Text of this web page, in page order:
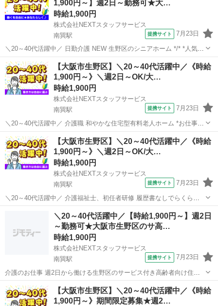
1,900円～】週2日～勤務可★大…
時給1,900円
株式会社NEXTスタッフサービス
南巽駅
提携サイト 7月23日
＼20～40代活躍中／ 日勤介護 NEW 生野区のシニアホーム */* *人気の
日勤ワーク* *はたらく曜日や期間もあなたのご希望に合わせてご調
整!* *＼* 利用者さんが安心して過ごせるよう、お手伝いをお願いしま
す。...
大阪 大阪市 南巽駅 介護
【大阪市生野区】＼20～40代活躍中／《時給
1,900円～》＼週2日～OK/大…
時給1,900円
株式会社NEXTスタッフサービス
南巽駅
提携サイト 7月23日
＼20～40代活躍中／ 介護職 和やかな住宅型有料老人ホーム *お仕事探
しから入職後もしっかり寄り添います* ✅「希望条件を叶えてもらえる
の?」 →専任の営業担当が条件交渉します! ✅「資格や経験を持ってい
ても初めて...
大阪 大阪市 南巽駅 介護
【大阪市生野区】＼20～40代活躍中／《時給
1,900円～》＼週2日～OK/大…
時給1,900円
株式会社NEXTスタッフサービス
南巽駅
提携サイト 7月23日
＼20～40代活躍中／ 介護福祉士、初任者研修 履歴書なしでらくらく
介護度低めの生野区の福祉施設 ✨週2日～/即日勤務可/履歴書不要でス
ピーディーなお仕事探し✨ ・日勤、夜勤、曜日固定など、ご希望に合
わせて働けます ...
介護
＼20～40代活躍中／【時給1,900円～】週2日
～勤務可★大阪市生野区のサ高…
時給1,900円
株式会社NEXTスタッフサービス
南巽駅
提携サイト 7月23日
介護のお仕事 週2日から働ける生野区のサービス付き高齢者向け住宅
✨柔軟シフトで無理なく働ける♪ ・子育てや家庭と両立したい方にぴっ
たり ・日勤/夜勤/曜日固定/短時間など、ご希望に合わせた働き方OK
【業務内容】 ・朝...
大阪 南巽駅 介護
【大阪市生野区】＼20～40代活躍中／《時給
1,900円～》期間限定募集★週2…